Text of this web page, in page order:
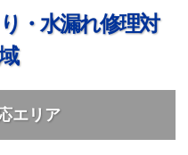
・水漏れ修理対
エリア